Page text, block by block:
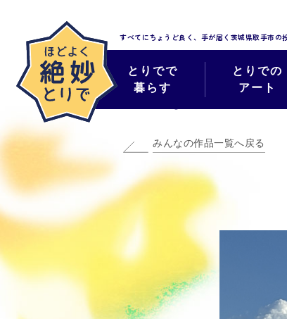
すべてにちょうど良く、手が届く 茨城県取手市の
とりでで
暮らす
とりでの
アート
みんなのほどよ
みんなの作品一覧へ戻る